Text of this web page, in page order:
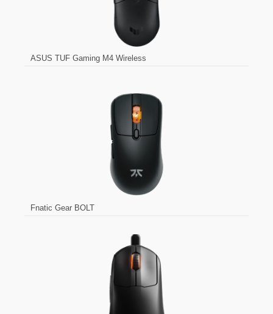
ASUS TUF Gaming M4 Wireless
Fnatic Gear BOLT